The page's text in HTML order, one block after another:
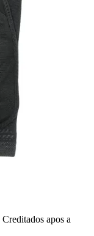
Creditados apos a